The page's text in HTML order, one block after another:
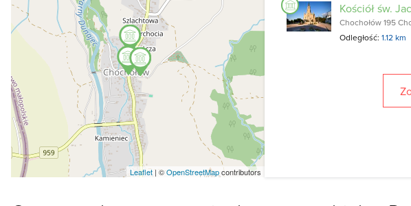
Leaflet| ©OpenStreetMapcontributors
Kościół św.
Odległość:1.12 km